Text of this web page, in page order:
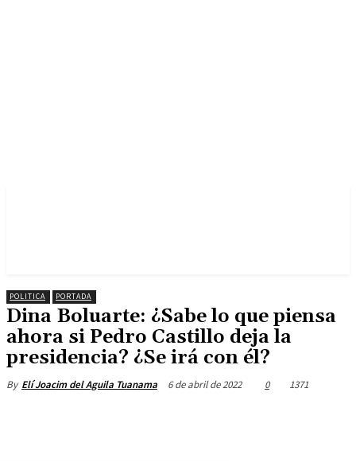
POLITICA PORTADA
Dina Boluarte: ¿Sabe lo que piensa
ahora si Pedro Castillo deja la
presidencia? ¿Se irá con él?
By Elí Joacim del Aguila Tuanama 6 de abril de 2022 0 1371